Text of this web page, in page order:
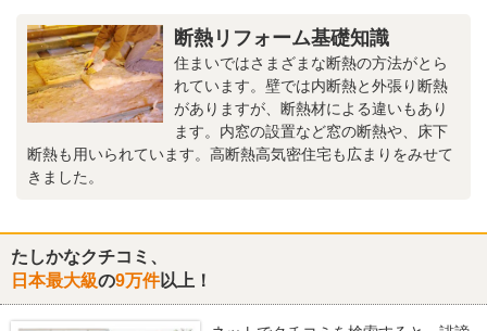
断熱リフォーム基礎知識
住まいではさまざまな断熱の方法がとら
れています。壁では内断熱と外張り断熱
がありますが、断熱材による違いもあり
ます。内窓の設置など窓の断熱や、床下
断熱も用いられています。高断熱高気密住宅も広まりをみせて
きました。
たしかなクチコミ、
日本最大級の9万件以上！